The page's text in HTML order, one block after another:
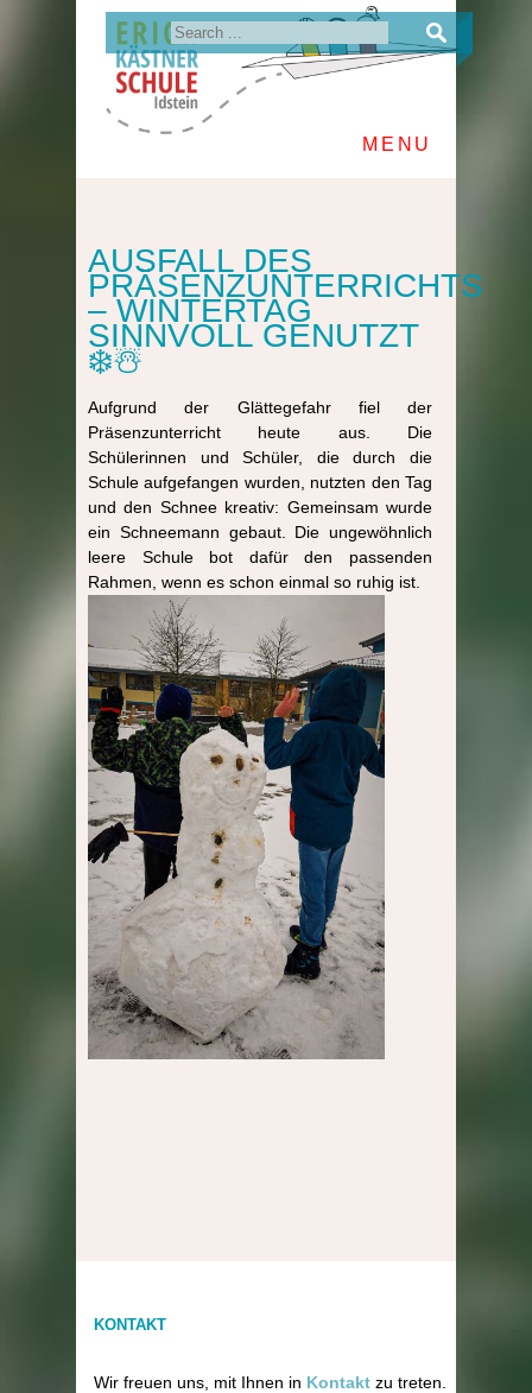
MENU
AUSFALL DES
PRÄSENZUNTERRICHTS
– WINTERTAG
SINNVOLL GENUTZT
❄️☃️
Aufgrund der Glättegefahr fiel der
Präsenzunterricht heute aus. Die
Schülerinnen und Schüler, die durch die
Schule aufgefangen wurden, nutzten den Tag
und den Schnee kreativ: Gemeinsam wurde
ein Schneemann gebaut. Die ungewöhnlich
leere Schule bot dafür den passenden
Rahmen, wenn es schon einmal so ruhig ist.
KONTAKT
Wir freuen uns, mit Ihnen in Kontakt zu treten.